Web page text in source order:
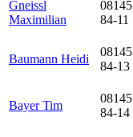
Gneissl
Maximilian
08145
84-11
Baumann Heidi
08145
84-13
Bayer Tim
08145
84-14